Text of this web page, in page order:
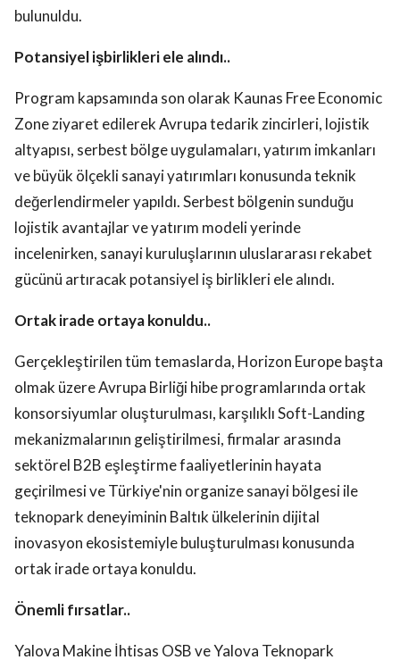
bulunuldu.
Potansiyel işbirlikleri ele alındı..
Program kapsamında son olarak Kaunas Free Economic
Zone ziyaret edilerek Avrupa tedarik zincirleri, lojistik
altyapısı, serbest bölge uygulamaları, yatırım imkanları
ve büyük ölçekli sanayi yatırımları konusunda teknik
değerlendirmeler yapıldı. Serbest bölgenin sunduğu
lojistik avantajlar ve yatırım modeli yerinde
incelenirken, sanayi kuruluşlarının uluslararası rekabet
gücünü artıracak potansiyel iş birlikleri ele alındı.
Ortak irade ortaya konuldu..
Gerçekleştirilen tüm temaslarda, Horizon Europe başta
olmak üzere Avrupa Birliği hibe programlarında ortak
konsorsiyumlar oluşturulması, karşılıklı Soft-Landing
mekanizmalarının geliştirilmesi, firmalar arasında
sektörel B2B eşleştirme faaliyetlerinin hayata
geçirilmesi ve Türkiye'nin organize sanayi bölgesi ile
teknopark deneyiminin Baltık ülkelerinin dijital
inovasyon ekosistemiyle buluşturulması konusunda
ortak irade ortaya konuldu.
Önemli fırsatlar..
Yalova Makine İhtisas OSB ve Yalova Teknopark